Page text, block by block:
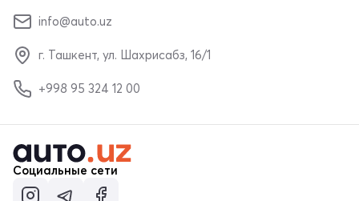
info@auto.uz
г. Ташкент, ул. Шахрисабз, 16/1
+998 95 324 12 00
Социальные сети